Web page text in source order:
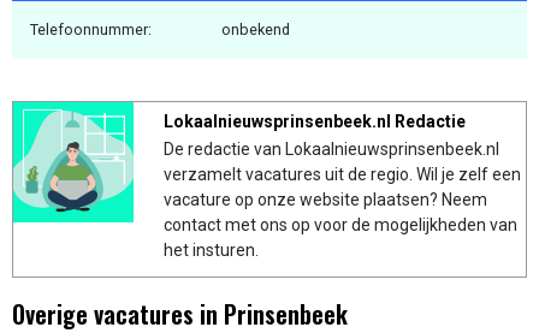
Telefoonnummer: onbekend
Lokaalnieuwsprinsenbeek.nl Redactie
De redactie van Lokaalnieuwsprinsenbeek.nl
verzamelt vacatures uit de regio. Wil je zelf een
vacature op onze website plaatsen? Neem
contact met ons op voor de mogelijkheden van
het insturen.
Overige vacatures in Prinsenbeek